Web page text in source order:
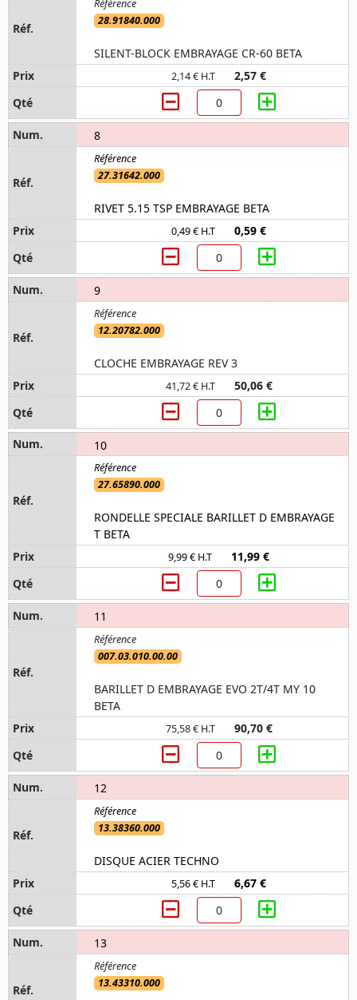
28.91840.000
SILENT-BLOCK EMBRAYAGE CR-60 BETA
2,14 € H.T 2,57 €
8
27.31642.000
RIVET 5.15 TSP EMBRAYAGE BETA
0,49 € H.T 0,59 €
9
12.20782.000
CLOCHE EMBRAYAGE REV 3
41,72 € H.T 50,06 €
10
27.65890.000
RONDELLE SPECIALE BARILLET D EMBRAYAGE
T BETA
9,99 € H.T 11,99 €
11
007.03.010.00.00
BARILLET D EMBRAYAGE EVO 2T/4T MY 10
BETA
75,58 € H.T 90,70 €
12
13.38360.000
DISQUE ACIER TECHNO
5,56 € H.T 6,67 €
13
13.43310.000